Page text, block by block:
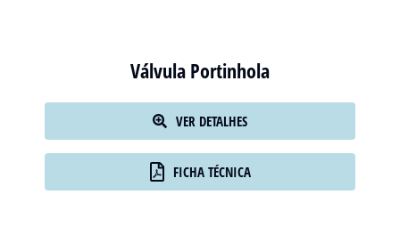
Válvula Portinhola
VER DETALHES
FICHA TÉCNICA